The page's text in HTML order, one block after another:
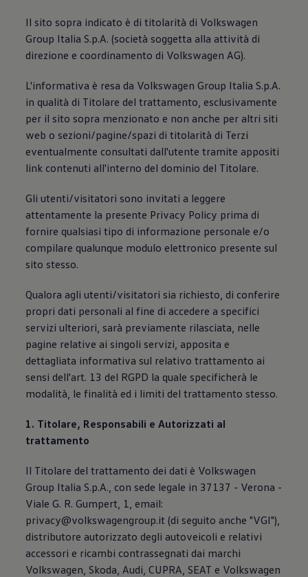
Car-Net e App-connect
California App
Service
Promozioni
Piani di Manutenzione
Ricambi, Oli Motore e Fluidi
Ruote e Pneumatici
Servizio Officina Mobile
Finanziamento Save&Care
Accessori
Manuale uso e Manutenzione
Servizio Mobilità
Mondo Volkswagen
Il Bar del Lunedì
VanLife Stories
75 anni di Bulli
Guida autonoma
ID. Buzz al World Ducati Week 2026
Il sito sopra indicato è di titolarità di Volkswagen
Group Italia S.p.A. (società soggetta alla attività di
direzione e coordinamento di Volkswagen AG).
L'informativa è resa da Volkswagen Group Italia S.p.A.
in qualità di Titolare del trattamento, esclusivamente
per il sito sopra menzionato e non anche per altri siti
web o sezioni/pagine/spazi di titolarità di Terzi
eventualmente consultati dall'utente tramite appositi
link contenuti all'interno del dominio del Titolare.
Gli utenti/visitatori sono invitati a leggere
attentamente la presente Privacy Policy prima di
fornire qualsiasi tipo di informazione personale e/o
compilare qualunque modulo elettronico presente sul
sito stesso.
Qualora agli utenti/visitatori sia richiesto, di conferire
propri dati personali al fine di accedere a specifici
servizi ulteriori, sarà previamente rilasciata, nelle
pagine relative ai singoli servizi, apposita e
dettagliata informativa sul relativo trattamento ai
sensi dell'art. 13 del RGPD la quale specificherà le
modalità, le finalità ed i limiti del trattamento stesso.
1. Titolare, Responsabili e Autorizzati al
trattamento
Il Titolare del trattamento dei dati è Volkswagen
Group Italia S.p.A., con sede legale in 37137 - Verona -
Viale G. R. Gumpert, 1, email:
privacy@volkswagengroup.it (di seguito anche "VGI"),
distributore autorizzato degli autoveicoli e relativi
accessori e ricambi contrassegnati dai marchi
Volkswagen, Skoda, Audi, CUPRA, SEAT e Volkswagen